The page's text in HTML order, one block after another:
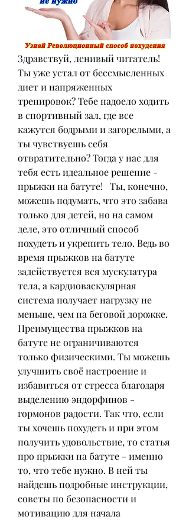
Здравствуй, ленивый читатель!
Ты уже устал от бессмысленных
диет и напряженных
тренировок? Тебе надоело ходить
в спортивный зал, где все
кажутся бодрыми и загорелыми, а
ты чувствуешь себя
отвратительно? Тогда у нас для
тебя есть идеальное решение -
прыжки на батуте!   Ты, конечно,
можешь подумать, что это забава
только для детей, но на самом
деле, это отличный способ
похудеть и укрепить тело. Ведь во
время прыжков на батуте
задействуется вся мускулатура
тела, а кардиоваскулярная
система получает нагрузку не
меньше, чем на беговой дорожке.
Преимущества прыжков на
батуте не ограничиваются
только физическими. Ты можешь
улучшить своё настроение и
избавиться от стресса благодаря
выделению эндорфинов -
гормонов радости. Так что, если
ты хочешь похудеть и при этом
получить удовольствие, то статья
про прыжки на батуте - именно
то, что тебе нужно. В ней ты
найдешь подробные инструкции,
советы по безопасности и
мотивацию для начала